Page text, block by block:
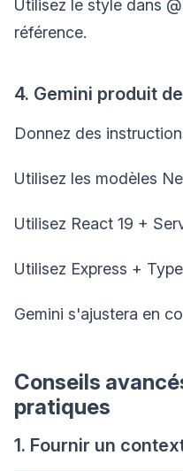
Utilisez le style dans
référence.
4. Gemini produit
Donnez des
Utilisez les modèles
Utilisez React 19 +
Utilisez Express +
Gemini s'ajustera en
Conseils
pratiques
1. Fournir un